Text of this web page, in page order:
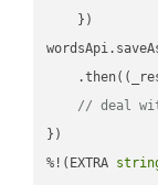
    })
    .then(
(
// deal
})
%!(EXTRA